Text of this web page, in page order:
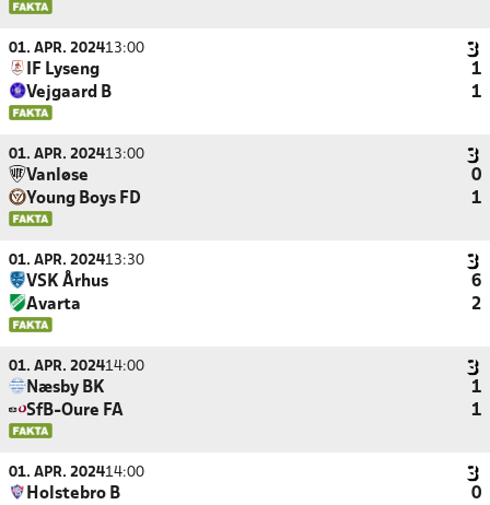
01. APR. 202413:00
IF Lyseng
1
Vejgaard B
1
01. APR. 202413:00
Vanløse
0
Young Boys FD
1
01. APR. 202413:30
VSK Århus
6
Avarta
2
01. APR. 202414:00
Næsby BK
1
SfB-Oure FA
1
01. APR. 202414:00
Holstebro B
0